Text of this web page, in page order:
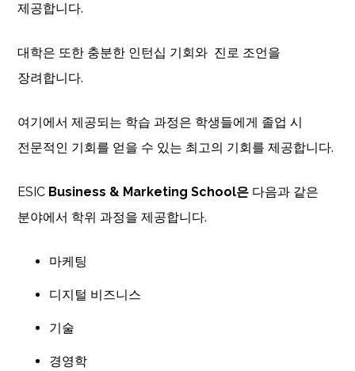
제공합니다.
대학은 또한 충분한 인턴십 기회와 진로 조언을
장려합니다.
여기에서 제공되는 학습 과정은 학생들에게 졸업 시
전문적인 기회를 얻을 수 있는 최고의 기회를 제공합니다.
ESIC Business & Marketing School은 다음과 같은
분야에서 학위 과정을 제공합니다.
마케팅
디지털 비즈니스
기술
경영학